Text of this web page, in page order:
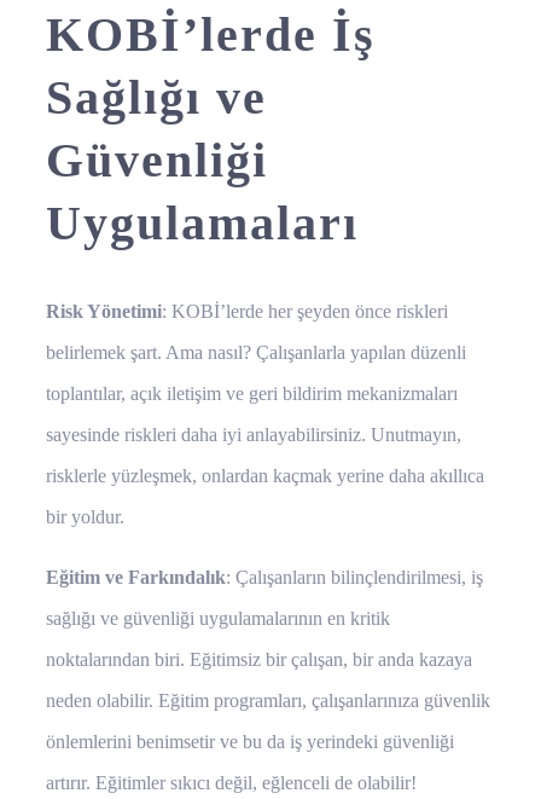
KOBİ’lerde İş
Sağlığı ve
Güvenliği
Uygulamaları
Risk Yönetimi: KOBİ’lerde her şeyden önce riskleri
belirlemek şart. Ama nasıl? Çalışanlarla yapılan düzenli
toplantılar, açık iletişim ve geri bildirim mekanizmaları
sayesinde riskleri daha iyi anlayabilirsiniz. Unutmayın,
risklerle yüzleşmek, onlardan kaçmak yerine daha akıllıca
bir yoldur.
Eğitim ve Farkındalık: Çalışanların bilinçlendirilmesi, iş
sağlığı ve güvenliği uygulamalarının en kritik
noktalarından biri. Eğitimsiz bir çalışan, bir anda kazaya
neden olabilir. Eğitim programları, çalışanlarınıza güvenlik
önlemlerini benimsetir ve bu da iş yerindeki güvenliği
artırır. Eğitimler sıkıcı değil, eğlenceli de olabilir!